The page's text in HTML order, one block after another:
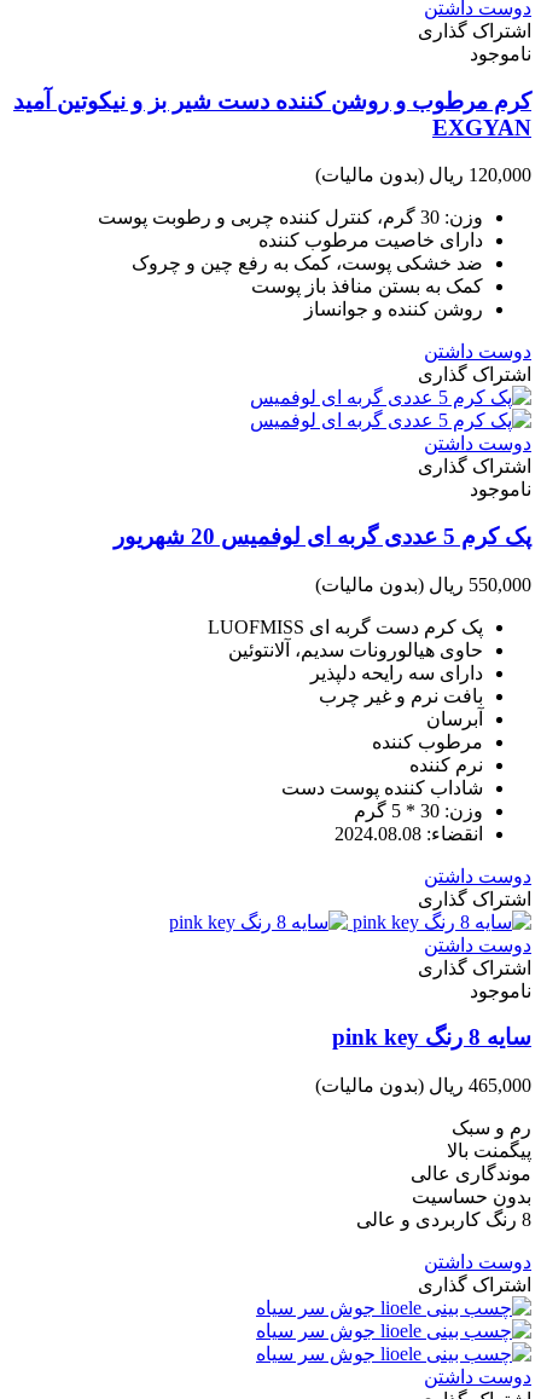
دوست داشتن
اشتراک گذاری
ناموجود
کرم مرطوب و روشن کننده دست شیر بز و نیکوتین آمید
EXGYAN
120,000 ریال (بدون مالیات)
وزن: 30 گرم، کنترل کننده چربی و رطوبت پوست
دارای خاصیت مرطوب کننده
ضد خشکی پوست، کمک به رفع چین و چروک
کمک به بستن منافذ باز پوست
روشن کننده و جوانساز
دوست داشتن
اشتراک گذاری
دوست داشتن
اشتراک گذاری
ناموجود
پک کرم 5 عددی گربه ای لوفمیس 20 شهریور
550,000 ریال (بدون مالیات)
پک کرم دست گربه ای LUOFMISS
حاوی هیالورونات سدیم، آلانتوئین
دارای سه رایحه دلپذیر
بافت نرم و غیر چرب
آبرسان
مرطوب کننده
نرم کننده
شاداب کننده پوست دست
وزن: 30 * 5 گرم
انقضاء: 2024.08.08
دوست داشتن
اشتراک گذاری
دوست داشتن
اشتراک گذاری
ناموجود
سایه 8 رنگ pink key
465,000 ریال (بدون مالیات)
رم و سبک
پیگمنت بالا
موندگاری عالی
بدون حساسیت
8 رنگ کاربردی و عالی
دوست داشتن
اشتراک گذاری
دوست داشتن